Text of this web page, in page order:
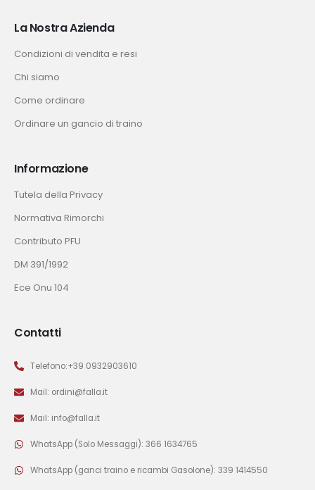
La Nostra Azienda
Condizioni di vendita e resi
Chi siamo
Come ordinare
Ordinare un gancio di traino
Informazione
Tutela della Privacy
Normativa Rimorchi
Contributo PFU
DM 391/1992
Ece Onu 104
Contatti
Telefono:+39 0932903610
Mail: ordini@falla.it
Mail: info@falla.it
WhatsApp (Solo Messaggi): 366 1634765
WhatsApp (ganci traino e ricambi Gasolone): 339 1414550